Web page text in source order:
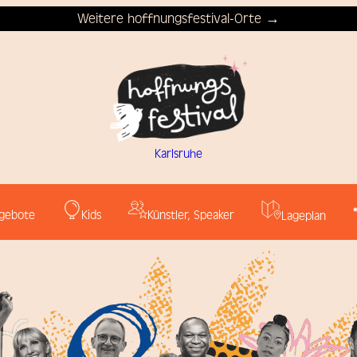
Weitere hoffnungsfestival-Orte →
Karlsruhe
Kids Künstler, Speaker Lageplan